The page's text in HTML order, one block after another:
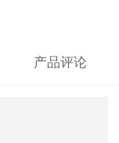
产品评论